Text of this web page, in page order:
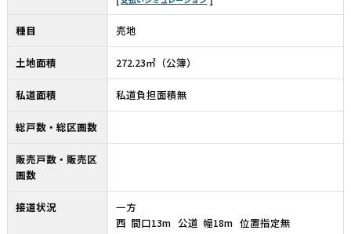
種目 売地
土地面積 272.23㎡（公簿）
私道面積 私道負担面積無
総戸数・総区画数
販売戸数・販売区
画数
接道状況
一方
西 間口13m 公道 幅18m 位置指定無